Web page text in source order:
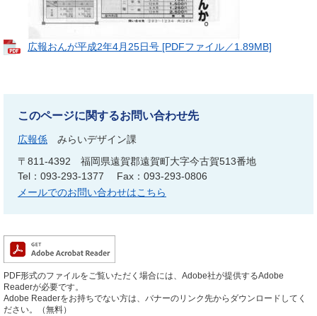
広報おんが平成2年4月25日号 [PDFファイル／1.89MB]
このページに関するお問い合わせ先
広報係
みらいデザイン課
〒811-4392
福岡県遠賀郡遠賀町大字今古賀513番地
Tel：093-293-1377
Fax：093-293-0806
メールでのお問い合わせはこちら
PDF形式のファイルをご覧いただく場合には、Adobe社が提供するAdobe
Readerが必要です。
Adobe Readerをお持ちでない方は、バナーのリンク先からダウンロードしてく
ださい。（無料）